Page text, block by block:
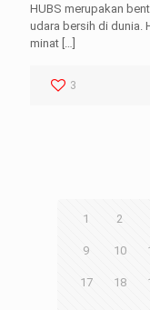
HUBS merupakan
udara bersih di dunia.
minat
3
1 2
9 10
17 18
pertama